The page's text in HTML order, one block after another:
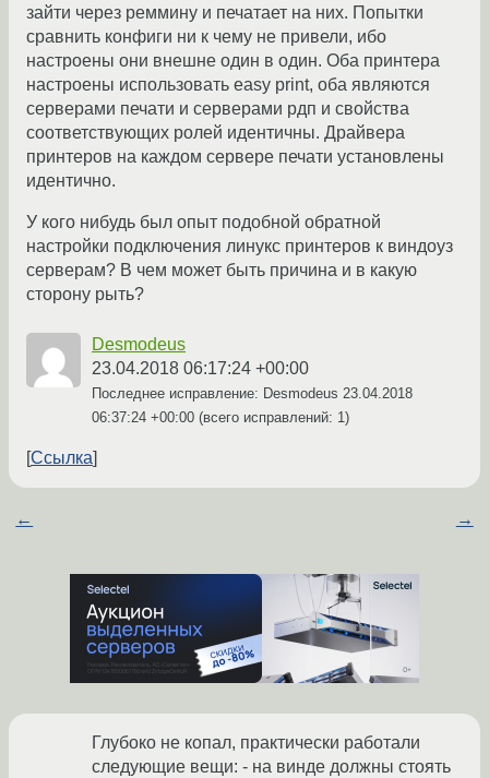
зайти через реммину и печатает на них. Попытки
сравнить конфиги ни к чему не привели, ибо
настроены они внешне один в один. Оба принтера
настроены использовать easy print, оба являются
серверами печати и серверами рдп и свойства
соответствующих ролей идентичны. Драйвера
принтеров на каждом сервере печати установлены
идентично.
У кого нибудь был опыт подобной обратной
настройки подключения линукс принтеров к виндоуз
серверам? В чем может быть причина и в какую
сторону рыть?
Desmodeus
23.04.2018 06:17:24 +00:00
Последнее исправление: Desmodeus 23.04.2018
06:37:24 +00:00 (всего исправлений: 1)
Ссылка
← →
Глубоко не копал, практически работали
следующие вещи: - на винде должны стоять